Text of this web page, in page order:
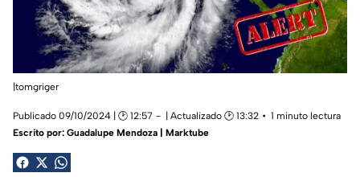
|tomgriger
Publicado 09/10/2024 | 🕑 12:57 | Actualizado 🕑 13:32
1 minuto lectura
Escrito por: Guadalupe Mendoza | Marktube